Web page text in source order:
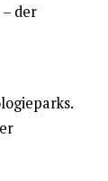
der